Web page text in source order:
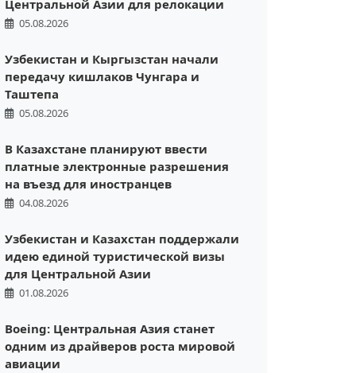
Центральной Азии для релокации
05.08.2026
Узбекистан и Кыргызстан начали
передачу кишлаков Чунгара и
Таштепа
05.08.2026
В Казахстане планируют ввести
платные электронные разрешения
на въезд для иностранцев
04.08.2026
Узбекистан и Казахстан поддержали
идею единой туристической визы
для Центральной Азии
01.08.2026
Boeing: Центральная Азия станет
одним из драйверов роста мировой
авиации